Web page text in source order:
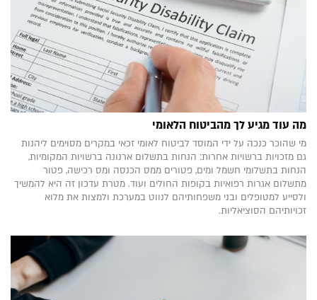
מה עוד מגיע לך מהביטוח הלאומי
מי שהוכר כנכה על ידי המוסד לביטוח לאומי זכאי במקרים מסוימים ליהנות
גם מזכויות ברשויות אחרות: הנחות בתשלום ארנונה ברשויות המקומיות,
הנחות בתשלומי חשמל ומים, פטורים ממס הכנסה ומס רכישה, פטור
מתשלום אגרות רפואיות בקופות החולים ועוד. מטרת עדכון זה היא להמשיך
ולסייע למטופלים ובני משפחותיהם לנווט במערכת ולמצות את מלוא
זכויותיהם הסוציאליות.